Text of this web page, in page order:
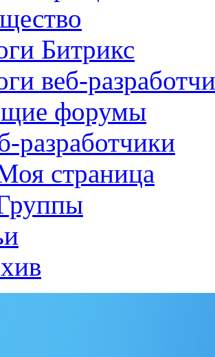
Битрикс
веб-
форумы
разработчики
страница